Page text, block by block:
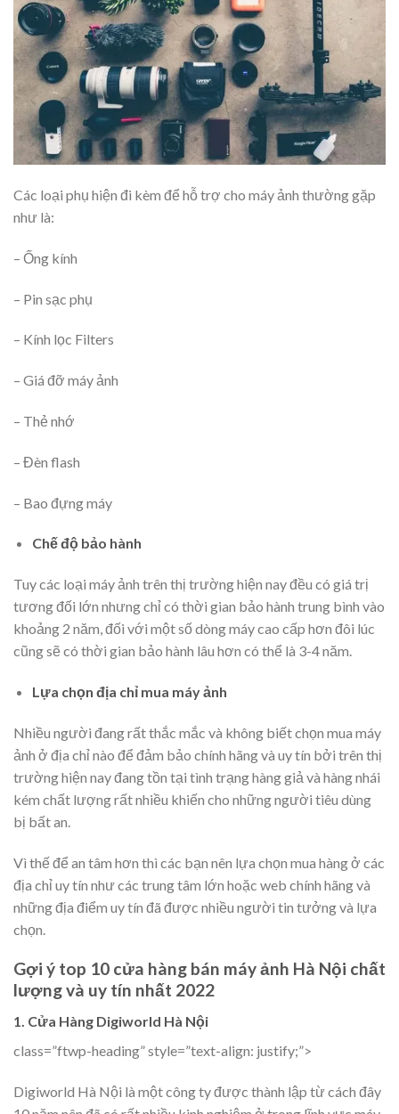
Các loại phụ hiện đi kèm để hỗ trợ cho máy ảnh thường gặp
như là:
– Ống kính
– Pin sạc phụ
– Kính lọc Filters
– Giá đỡ máy ảnh
– Thẻ nhớ
– Đèn flash
– Bao đựng máy
Chế độ bảo hành
Tuy các loại máy ảnh trên thị trường hiện nay đều có giá trị
tương đối lớn nhưng chỉ có thời gian bảo hành trung bình vào
khoảng 2 năm, đối với một số dòng máy cao cấp hơn đôi lúc
cũng sẽ có thời gian bảo hành lâu hơn có thể là 3-4 năm.
Lựa chọn địa chỉ mua máy ảnh
Nhiều người đang rất thắc mắc và không biết chọn mua máy
ảnh ở địa chỉ nào để đảm bảo chính hãng và uy tín bởi trên thị
trường hiện nay đang tồn tại tình trạng hàng giả và hàng nhái
kém chất lượng rất nhiều khiến cho những người tiêu dùng
bị bất an.
Vì thế để an tâm hơn thì các bạn nên lựa chọn mua hàng ở các
địa chỉ uy tín như các trung tâm lớn hoặc web chính hãng và
những địa điểm uy tín đã được nhiều người tin tưởng và lựa
chọn.
Gợi ý top 10 cửa hàng bán máy ảnh Hà Nội chất
lượng và uy tín nhất 2022
1. Cửa Hàng Digiworld Hà Nội
class=”ftwp-heading” style=”text-align: justify;”>
Digiworld Hà Nội là một công ty được thành lập từ cách đây